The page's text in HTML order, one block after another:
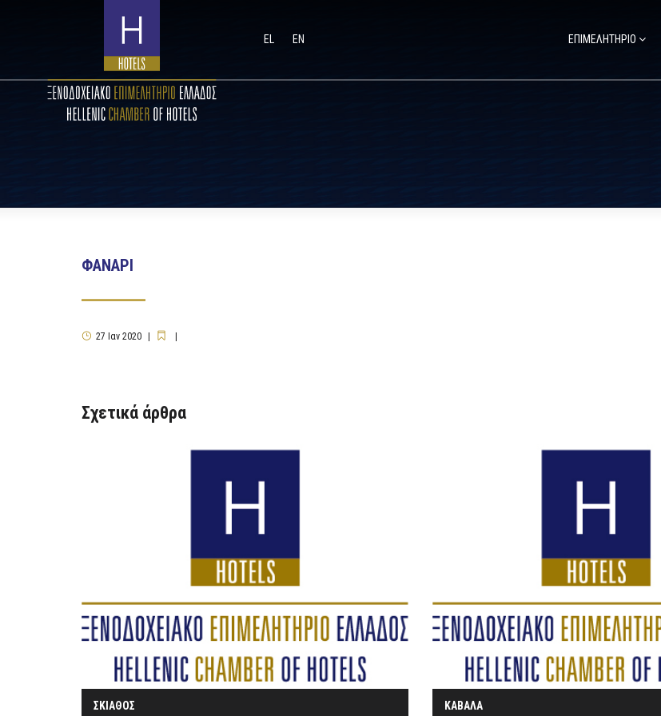
EL EN ΕΠΙΜΕΛΗΤΗΡΙΟ
ΦΑΝΑΡΙ
27 Ιαν 2020
Σχετικά άρθρα
ΣΚΙΑΘΟΣ ΚΑΒΑΛΑ